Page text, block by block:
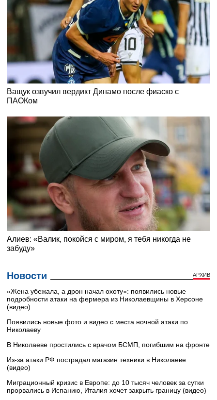
Новости АРХИВ
«Жена убежала, а дрон начал охоту»: появились новые
подробности атаки на фермера из Николаевщины в Херсоне
(видео)
Появились новые фото и видео с места ночной атаки по
Николаеву
В Николаеве простились с врачом БСМП, погибшим на фронте
Из-за атаки РФ пострадал магазин техники в Николаеве
(видео)
Миграционный кризис в Европе: до 10 тысяч человек за сутки
прорвались в Испанию, Италия хочет закрыть границу (видео)